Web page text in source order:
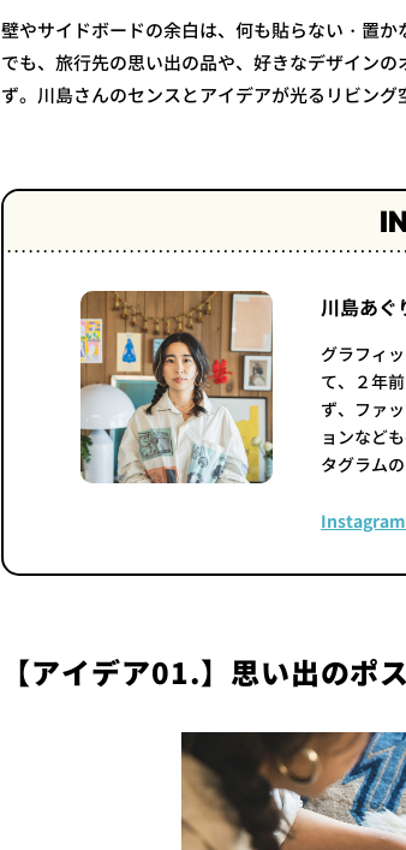
壁やサイドボードの余白は、何も貼らない・置か
でも、旅行先の思い出の品や、好きなデザイン
ず。川島さんのセンスとアイデアが光るリビン
川島あぐ
グラフィ
て、２年
ず、ファ
ョンなど
タグラム
【アイデア01.】思い出のポ